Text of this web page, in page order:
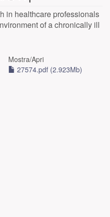
in healthcare professionals
of a chronically ill
Mostra/Apri
27574.pdf (2.923Mb)